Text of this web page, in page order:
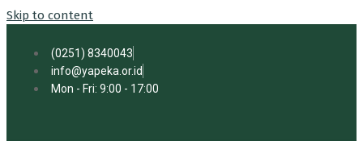
Skip to content
(0251) 8340043
info@yapeka.or.id
Mon - Fri: 9:00 - 17:00